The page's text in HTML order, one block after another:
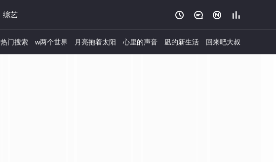
综艺    
热门搜索 w两个世界 月亮抱着太阳 心里的声音 凪的新生活 回来吧大叔